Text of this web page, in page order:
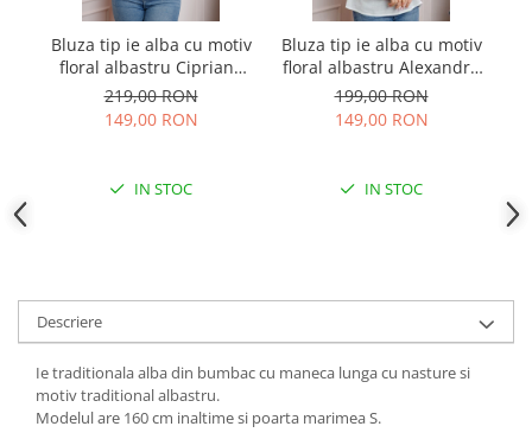
Bluza tip ie alba cu motiv
floral albastru Cipriana
02
219,00 RON
149,00 RON
IN STOC
Bluza tip ie alba cu motiv
floral albastru Alexandra
01
199,00 RON
149,00 RON
IN STOC
Descriere
Ie traditionala alba din bumbac cu maneca lunga cu nasture si
motiv traditional albastru.
Modelul are 160 cm inaltime si poarta marimea S.